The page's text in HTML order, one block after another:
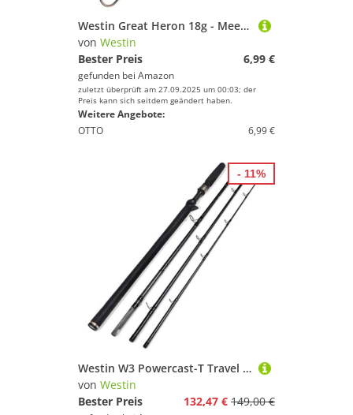
Westin Great Heron 18g - Meerforellenblinker, Länge:7.5cm, Farbe:Copper Mine
von Westin
Bester Preis
6,99 €
gefunden bei Amazon
zuletzt überprüft am 27.09.2025 um 00:03; der
Preis kann sich seitdem geändert haben.
Weitere Angebote:
OTTO
6,99 €
Westin W3 Powercast-T Travel 2nd 233cm XH 20-80g - Baitcasterrute zum Kunstköderangeln, Reiserute, Raubfischrute, Rute
von Westin
Bester Preis
132,47 € 149,00 €
- 11%